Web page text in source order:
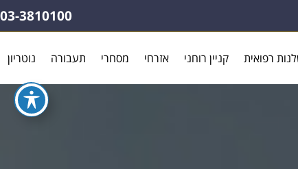
03-3810100
רפואית קניין רוחני אזרחי מסחרי תעבורה נוטריון